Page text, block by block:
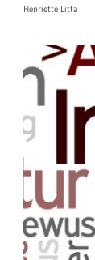
Henriette Litta